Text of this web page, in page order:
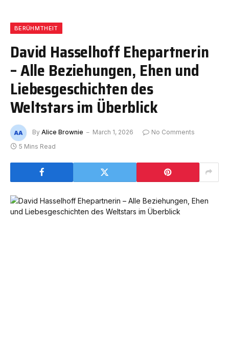
BERÜHMTHEIT
David Hasselhoff Ehepartnerin
– Alle Beziehungen, Ehen und
Liebesgeschichten des
Weltstars im Überblick
By Alice Brownie March 1, 2026
No Comments
5 Mins Read